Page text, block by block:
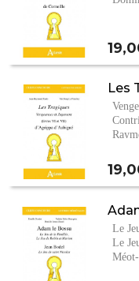
Prix
Les
Prix
Le
Le